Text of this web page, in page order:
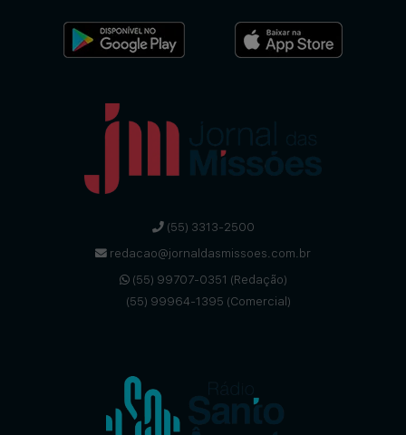
(55) 3313-2500
redacao@jornaldasmissoes.com.br
(55) 99707-0351 (Redação)
(55) 99964-1395 (Comercial)